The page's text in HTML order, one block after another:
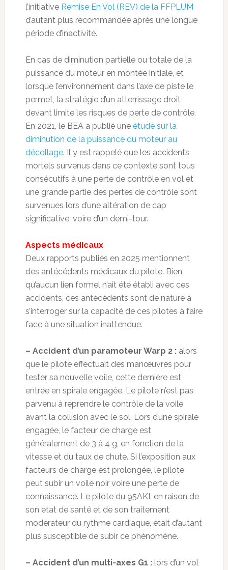
l’initiative Remise En Vol (REV) de la FFPLUM
d’autant plus recommandée après une longue
période d’inactivité.
En cas de diminution partielle ou totale de la
puissance du moteur en montée initiale, et
lorsque l’environnement dans l’axe de piste le
permet, la stratégie d’un atterrissage droit
devant limite les risques de perte de contrôle.
En 2021, le BEA a publié une étude sur la
diminution de la puissance du moteur au
décollage. Il y est rappelé que les accidents
mortels survenus dans ce contexte sont tous
consécutifs à une perte de contrôle en vol et
une grande partie des pertes de contrôle sont
survenues lors d’une altération de cap
significative, voire d’un demi-tour.
Aspects médicaux
Deux rapports publiés en 2025 mentionnent
des antécédents médicaux du pilote. Bien
qu’aucun lien formel n’ait été établi avec ces
accidents, ces antécédents sont de nature à
s’interroger sur la capacité de ces pilotes à faire
face à une situation inattendue.
– Accident d’un paramoteur Warp 2 :alors
que le pilote effectuait des manœuvres pour
tester sa nouvelle voile, cette dernière est
entrée en spirale engagée. Le pilote n’est pas
parvenu à reprendre le contrôle de la voile
avant la collision avec le sol. Lors d’une spirale
engagée, le facteur de charge est
généralement de 3 à 4 g, en fonction de la
vitesse et du taux de chute. Si l’exposition aux
facteurs de charge est prolongée, le pilote
peut subir un voile noir voire une perte de
connaissance. Le pilote du 95AKI, en raison de
son état de santé et de son traitement
modérateur du rythme cardiaque, était d’autant
plus susceptible de subir ce phénomène.
– Accident d’un multi-axes G1 :lors d’un vol